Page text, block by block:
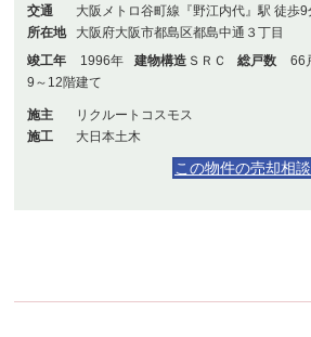
交通
大阪メトロ谷町線『野江内代』駅 徒歩9
所在地
大阪府大阪市都島区都島中通３丁目
竣工年
1996年 建物構造 ＳＲＣ 総戸数 66
9～12階建て
施主
リクルートコスモス
施工
大日本土木
この物件の売却相談